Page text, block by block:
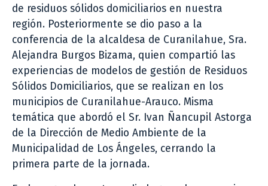
de residuos sólidos domiciliarios en nuestra
región. Posteriormente se dio paso a la
conferencia de la alcaldesa de Curanilahue, Sra.
Alejandra Burgos Bizama, quien compartió las
experiencias de modelos de gestión de Residuos
Sólidos Domiciliarios, que se realizan en los
municipios de Curanilahue-Arauco. Misma
temática que abordó el Sr. Ivan Ñancupil Astorga
de la Dirección de Medio Ambiente de la
Municipalidad de Los Ángeles, cerrando la
primera parte de la jornada.